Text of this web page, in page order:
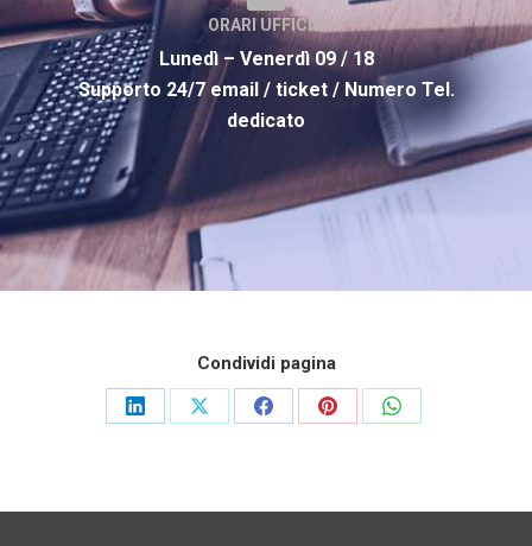
ORARI UFFICIO
Lunedì – Venerdì 09 / 18
Supporto 24/7 email / ticket / Numero Tel.
dedicato
Condividi pagina